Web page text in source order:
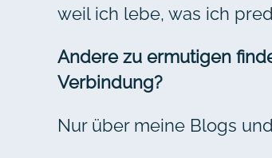
weil ich lebe, was ich
Andere zu ermutigen
Verbindung?
Nur über meine Blogs